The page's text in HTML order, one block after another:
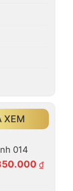
XEM
014
₫Giá